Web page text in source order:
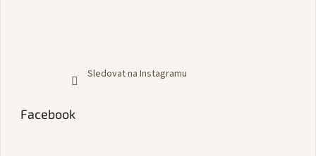
Sledovat na Instagramu
Facebook